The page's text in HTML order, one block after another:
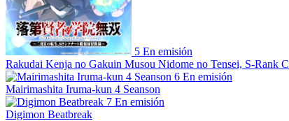
5 En emisión
Rakudai Kenja no Gakuin Musou Nidome no Tensei, S-Rank
6 En emisión
Mairimashita Iruma-kun 4 Seanson
7 En emisión
Digimon Beatbreak